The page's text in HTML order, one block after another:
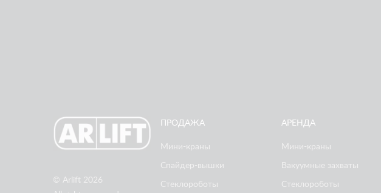
© Arlift 2026
ПРОДАЖА
Мини-краны
Спайдер-вышки
Стеклороботы
АРЕНДА
Мини-краны
Вакуумные захваты
Стеклороботы